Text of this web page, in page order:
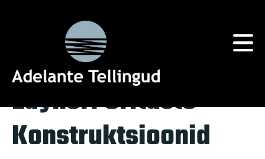
Turvalisus
Tag Archives: Turvalisus
Layheri Ürituste
Konstruktsioonid